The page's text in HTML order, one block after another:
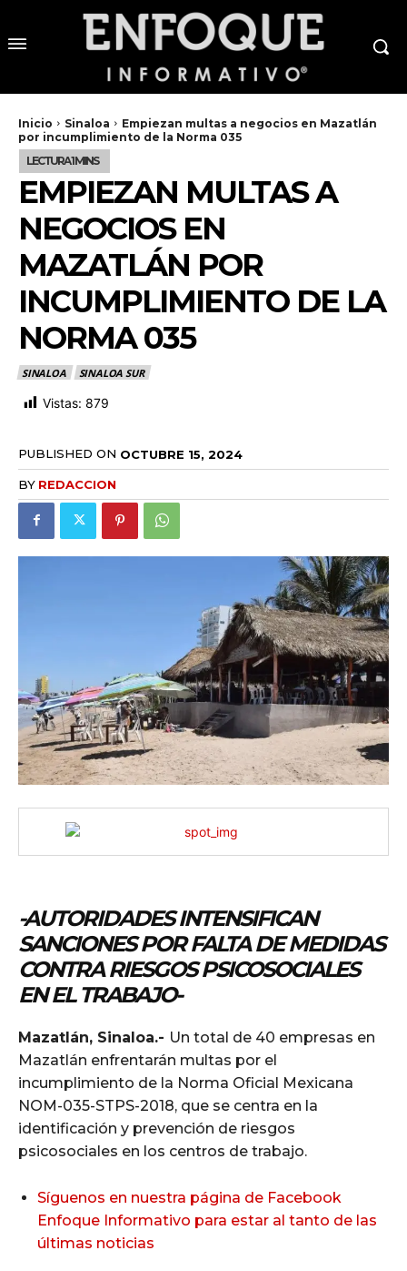
Inicio Sinaloa
Empiezan multas a negocios en Mazatlán
por incumplimiento de la Norma 035
EMPIEZAN MULTAS A
NEGOCIOS EN
MAZATLÁN POR
INCUMPLIMIENTO DE LA
NORMA 035
SINALOA SINALOA SUR
Vistas: 879
PUBLISHED ON OCTUBRE 15, 2024
BY REDACCION
-AUTORIDADES INTENSIFICAN
SANCIONES POR FALTA DE MEDIDAS
CONTRA RIESGOS PSICOSOCIALES
EN EL TRABAJO-
Mazatlán, Sinaloa.- Un total de 40 empresas en
Mazatlán enfrentarán multas por el
incumplimiento de la Norma Oficial Mexicana
NOM-035-STPS-2018, que se centra en la
identificación y prevención de riesgos
psicosociales en los centros de trabajo.
Síguenos en nuestra página de Facebook
Enfoque Informativo para estar al tanto de las
últimas noticias